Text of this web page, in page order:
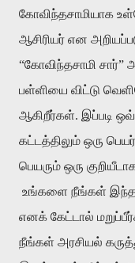
கோவிந்தசாமியாக
ஆசிரியர் என
“கோவிந்தசாமி
பள்ளியை விட்டு
ஆகிறீர்கள். இப்படி
கட்டத்திலும் ஒரு
பெயரும் ஒரு
உங்களை நீங்கள் இந்த
எனக் கேட்டால்
நீங்கள் அரசியல்